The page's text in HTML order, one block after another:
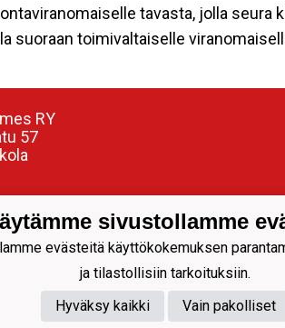
tavasta, jolla
suoraan toimivaltaiselle
RY
57
sivustollamme
evästeitä käyttökokemuksen
ja tilastollisiin tarkoituksiin.
Hyväksy kaikki
Vain pakolliset